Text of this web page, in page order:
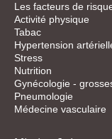
Les facteurs de
Activité physique
Tabac
Hypertension
Stress
Nutrition
Gynécologie -
Pneumologie
Médecine vasculaire